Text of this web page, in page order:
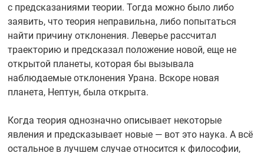
с предсказаниями теории. Тогда можно было либо
заявить, что теория неправильна, либо попытаться
найти причину отклонения. Леверье рассчитал
траекторию и предсказал положение новой, еще не
открытой планеты, которая бы вызывала
наблюдаемые отклонения Урана. Вскоре новая
планета, Нептун, была открыта.
Когда теория однозначно описывает некоторые
явления и предсказывает новые — вот это наука. А всё
остальное в лучшем случае относится к философии,